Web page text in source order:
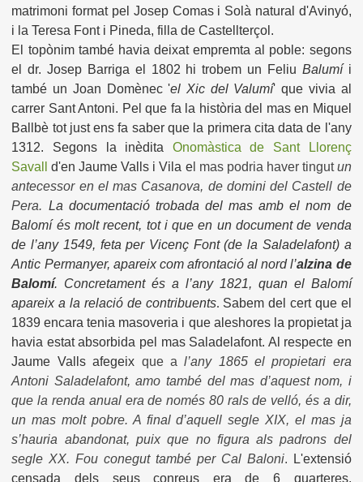
matrimoni format pel Josep Comas i Solà natural d'Avinyó,
i la Teresa Font i Pineda, filla de Castellterçol.
El topònim també havia deixat empremta al poble: segons
el dr. Josep Barriga el 1802 hi trobem un Feliu Balumíi
també un Joan Domènec 'el Xic del Valumí' que vivia al
carrer Sant Antoni. Pel que fa la història del mas en Miquel
Ballbè tot just ens fa saber que la primera cita data de l'any
1312. Segons la inèdita Onomàstica de Sant Llorenç
Savall
d'en Jaume Valls i Vila el mas podria haver tingutun
antecessor en elmas Casanova, de domini del Castell de
Pera. La documentació trobada del mas amb el nom de
Balomí és molt recent, tot i que en un document de venda
de l’any 1549, feta per Vicenç Font (de la Saladelafont) a
Antic Permanyer, apareix com afrontació al nord l’alzina de
Balomí. Concretament és a l’any 1821, quan el Balomí
apareix a la relació de contribuents. Sabem del cert que el
1839 encara tenia masoveria i que aleshores la propietat ja
havia estat absorbida pel mas Saladelafont. Al respecte en
Jaume Valls afegeix que a l’any 1865 el propietari era
Antoni Saladelafont, amo també del mas d’aquest nom, i
que la renda anual era de només 80 rals de velló, és a dir,
un mas molt pobre. A final d’aquell segle XIX, el mas ja
s’hauria abandonat, puix que no figura als padrons del
segle XX. Fou conegut també per Cal Baloni.
L'extensió
censada dels seus conreus era de 6 quarteres,